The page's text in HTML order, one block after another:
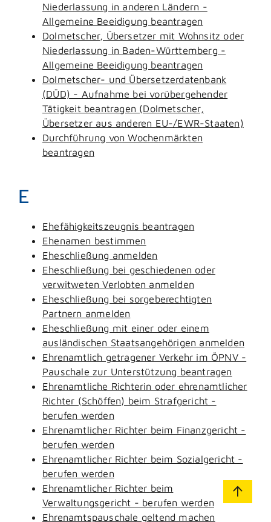
Niederlassung in anderen Ländern -
Allgemeine Beeidigung beantragen
Dolmetscher, Übersetzer mit Wohnsitz oder
Niederlassung in Baden-Württemberg -
Allgemeine Beeidigung beantragen
Dolmetscher- und Übersetzerdatenbank
(DÜD) - Aufnahme bei vorübergehender
Tätigkeit beantragen (Dolmetscher,
Übersetzer aus anderen EU-/EWR-Staaten)
Durchführung von Wochenmärkten
beantragen
E
Ehefähigkeitszeugnis beantragen
Ehenamen bestimmen
Eheschließung anmelden
Eheschließung bei geschiedenen oder
verwitweten Verlobten anmelden
Eheschließung bei sorgeberechtigten
Partnern anmelden
Eheschließung mit einer oder einem
ausländischen Staatsangehörigen anmelden
Ehrenamtlich getragener Verkehr im ÖPNV -
Pauschale zur Unterstützung beantragen
Ehrenamtliche Richterin oder ehrenamtlicher
Richter (Schöffen) beim Strafgericht -
berufen werden
Ehrenamtlicher Richter beim Finanzgericht -
berufen werden
Ehrenamtlicher Richter beim Sozialgericht -
berufen werden
Ehrenamtlicher Richter beim
Verwaltungsgericht - berufen werden
Ehrenamtspauschale geltend machen